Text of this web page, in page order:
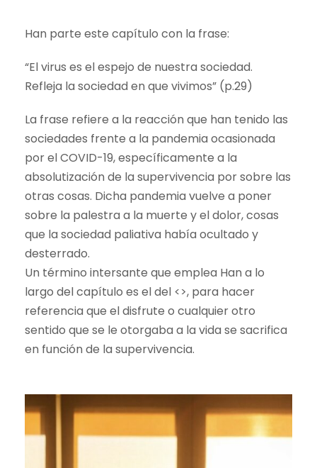
Han parte este capítulo con la frase:
“El virus es el espejo de nuestra sociedad.
Refleja la sociedad en que vivimos” (p.29)
La frase refiere a la reacción que han tenido las
sociedades frente a la pandemia ocasionada
por el COVID-19, específicamente a la
absolutización de la supervivencia por sobre las
otras cosas. Dicha pandemia vuelve a poner
sobre la palestra a la muerte y el dolor, cosas
que la sociedad paliativa había ocultado y
desterrado.
Un término intersante que emplea Han a lo
largo del capítulo es el del <>, para hacer
referencia que el disfrute o cualquier otro
sentido que se le otorgaba a la vida se sacrifica
en función de la supervivencia.